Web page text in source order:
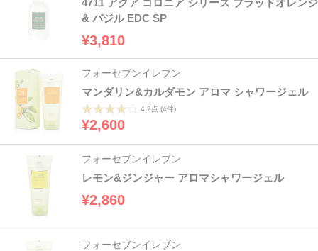
& バジル EDC SP
¥3,810
フォーセブンイレブン
マンダリン&カルダモン アロマ シャワージェル
4.2点 (4件)
¥2,600
フォーセブンイレブン
レモン&ジンジャー アロマシャワージェル
¥2,860
フォーセブンイレブン